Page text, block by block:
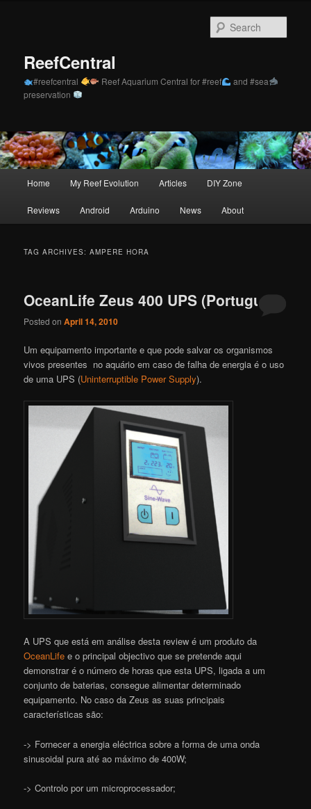
ReefCentral
#reefcentral Reef Aquarium Central for #reef
and #sea
preservation
Home My Reef Evolution Articles DIY Zone
Reviews Android Arduino News About
TAG ARCHIVES:AMPERE HORA
OceanLife Zeus 400 UPS (Português)
Posted onApril 14, 2010
Um equipamento importante e que pode salvar os organismos
vivos presentes no aquário em caso de falha de energia é o uso
de uma UPS (Uninterruptible Power Supply).
A UPS que está em análise desta review é um produto da
OceanLife e o principal objectivo que se pretende aqui
demonstrar é o número de horas que esta UPS, ligada a um
conjunto de baterias, consegue alimentar determinado
equipamento. No caso da Zeus as suas principais
características são:
-> Fornecer a energia eléctrica sobre a forma de uma onda
sinusoidal pura até ao máximo de 400W;
-> Controlo por um microprocessador;